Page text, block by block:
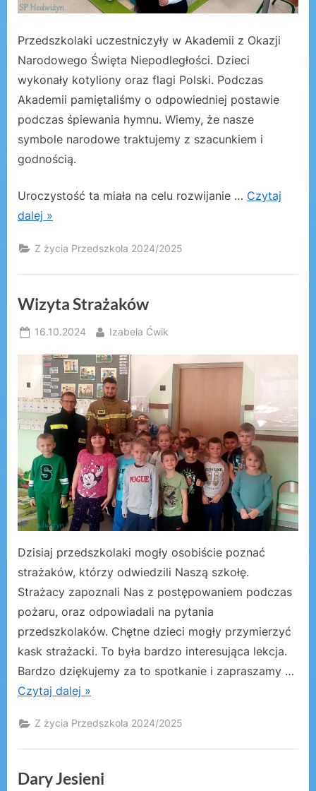
Przedszkolaki uczestniczyły w Akademii z Okazji
Narodowego Święta Niepodległości. Dzieci
wykonały kotyliony oraz flagi Polski. Podczas
Akademii pamiętaliśmy o odpowiedniej postawie
podczas śpiewania hymnu. Wiemy, że nasze
symbole narodowe traktujemy z szacunkiem i
godnością.
Uroczystość ta miała na celu rozwijanie … Czytaj
dalej »
Z życia Przedszkola 2024/2025
Wizyta Strażaków
Posted
16.10.2024 By
Izabela Ćwik
Dzisiaj przedszkolaki mogły osobiście poznać
strażaków, którzy odwiedzili Naszą szkołę.
Strażacy zapoznali Nas z postępowaniem podczas
pożaru, oraz odpowiadali na pytania
przedszkolaków. Chętne dzieci mogły przymierzyć
kask strażacki. To była bardzo interesująca lekcja.
Bardzo dziękujemy za to spotkanie i zapraszamy …
Czytaj dalej »
Z życia Przedszkola 2024/2025
Dary Jesieni